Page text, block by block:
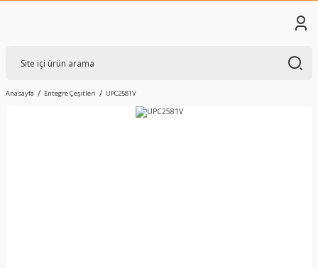
Anasayfa Entegre Çeşitleri UPC2581V